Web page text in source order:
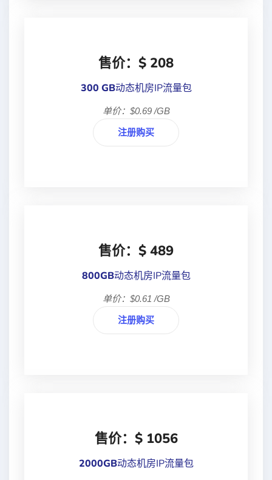
售价：$ 208
300 GB动态机房IP流量包
单价：$0.69 /GB
注册购买
售价：$ 489
800GB动态机房IP流量包
单价：$0.61 /GB
注册购买
售价：$ 1056
2000GB动态机房IP流量包